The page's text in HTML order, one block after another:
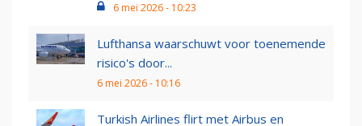
6 mei 2026 - 10:23
Lufthansa waarschuwt voor toenemende
risico's door...
6 mei 2026 - 10:16
Turkish Airlines flirt met Airbus en